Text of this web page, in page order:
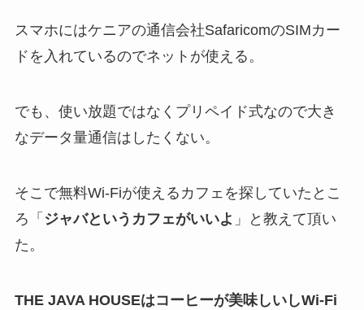
スマホにはケニアの通信会社SafaricomのSIMカー
ドを入れているのでネットが使える。
でも、使い放題ではなくプリペイド式なので大き
なデータ量通信はしたくない。
そこで無料Wi-Fiが使えるカフェを探していたとこ
ろ「 ジャバというカフェがいいよ 」と教えて頂い
た。
THE JAVA HOUSEはコーヒーが美味しいしWi-Fi